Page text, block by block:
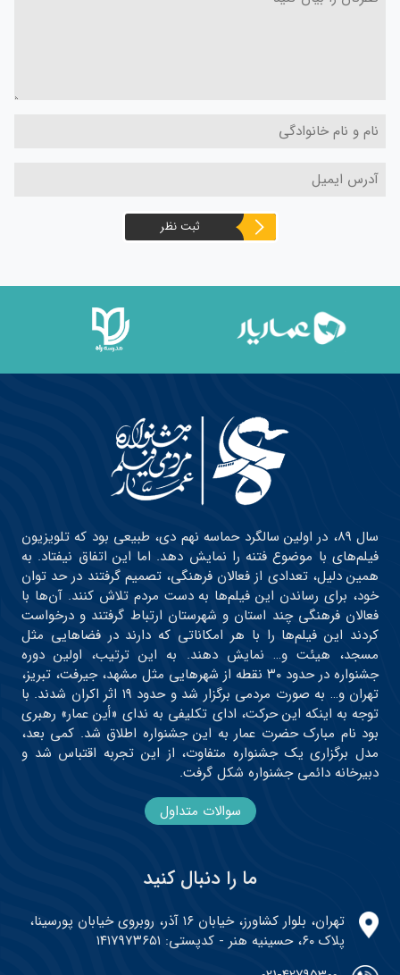
ثبت نظر
سال ۸۹، در اولین سالگرد حماسه نهم دی، طبیعی بود که تلویزیون
فیلم‌های با موضوع فتنه را نمایش دهد. اما این اتفاق نیفتاد. به
همین دلیل، تعدادی از فعالان فرهنگی، تصمیم گرفتند در حد توان
خود، برای رساندن این فیلم‌ها به دست مردم تلاش کنند. آن‌ها با
فعالان فرهنگی چند استان و شهرستان ارتباط گرفتند و درخواست
کردند این فیلم‌ها را با هر امکاناتی که دارند در فضاهایی مثل
مسجد، هیئت و… نمایش دهند. به این ترتیب، اولین دوره
جشنواره در حدود ۳۰ نقطه از شهرهایی مثل مشهد، جیرفت، تبریز،
تهران و… به صورت مردمی برگزار شد و حدود ۱۹ اثر اکران شدند. با
توجه به اینکه این حرکت، ادای تکلیفی به ندای «أین عمار» رهبری
بود نام مبارک حضرت عمار به این جشنواره اطلاق شد. کمی بعد،
مدل برگزاری یک جشنواره متفاوت، از این تجربه اقتباس شد و
دبیرخانه دائمی جشنواره شکل گرفت.
سوالات متداول
ما را دنبال کنید
تهران، بلوار کشاورز، خیابان ۱۶ آذر، روبروی خیابان پورسینا،
پلاک ۶۰، حسینیه هنر - کدپستی: ۱۴۱۷۹۷۳۶۵۱